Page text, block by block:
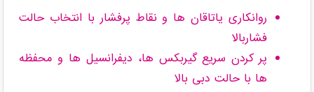
روانکاری یاتاقان ها و نقاط پرفشار با انتخاب حالت
فشاربالا
پر کردن سریع گیربکس ها، دیفرانسیل ها و محفظه
ها با حالت دبی بالا